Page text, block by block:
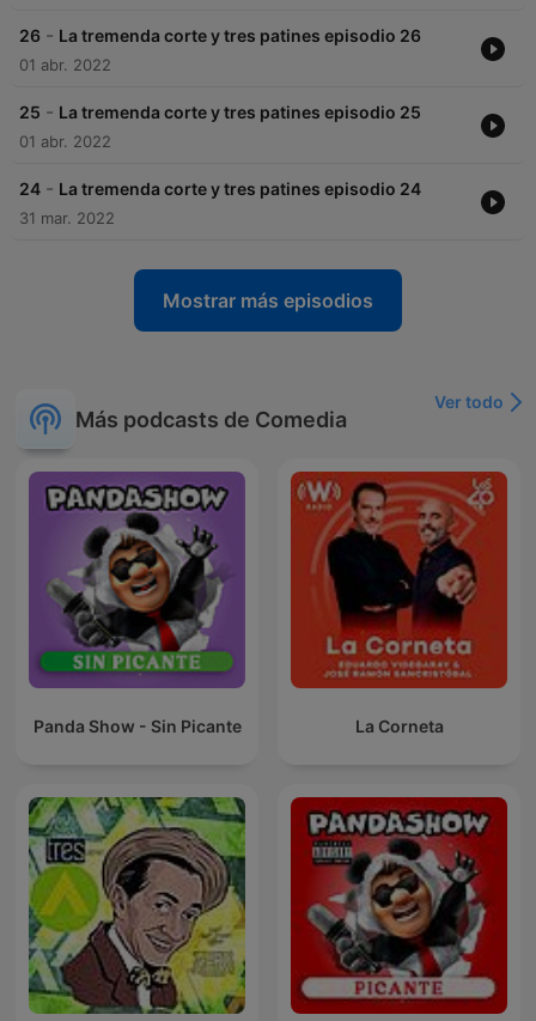
26 - La tremenda corte y tres patines episodio 26
01 abr. 2022
25 - La tremenda corte y tres patines episodio 25
01 abr. 2022
24 - La tremenda corte y tres patines episodio 24
31 mar. 2022
Mostrar más episodios
Más podcasts de Comedia
Ver todo
Panda Show - Sin Picante La Corneta